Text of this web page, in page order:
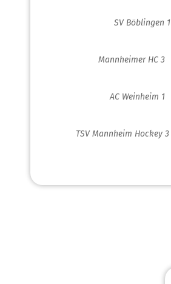
SV Böblingen 1
Mannheimer HC 3
AC Weinheim 1
TSV Mannheim Hockey 3